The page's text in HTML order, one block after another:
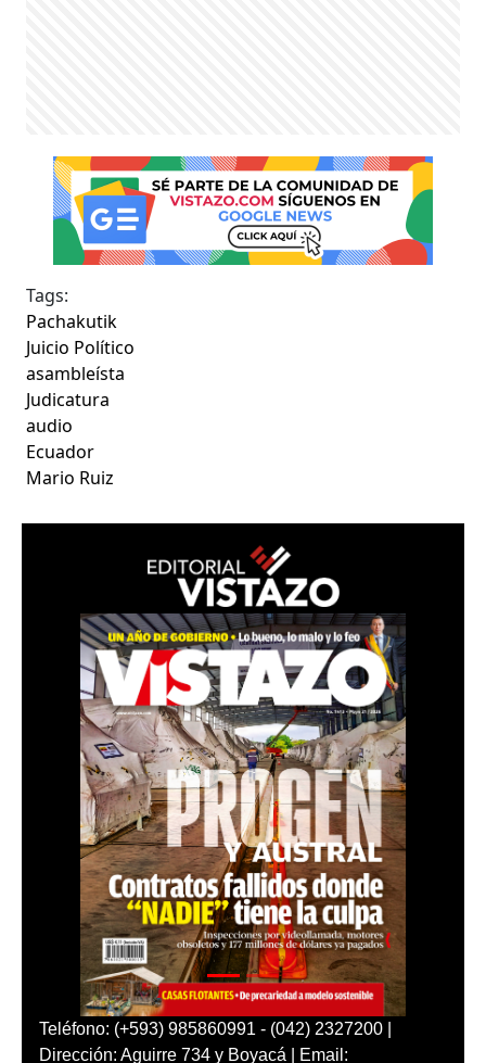
Tags:
Pachakutik
Juicio Político
asambleísta
Judicatura
audio
Ecuador
Mario Ruiz
Teléfono: (+593) 985860991 - (042) 2327200 |
Dirección: Aguirre 734 y Boyacá | Email: